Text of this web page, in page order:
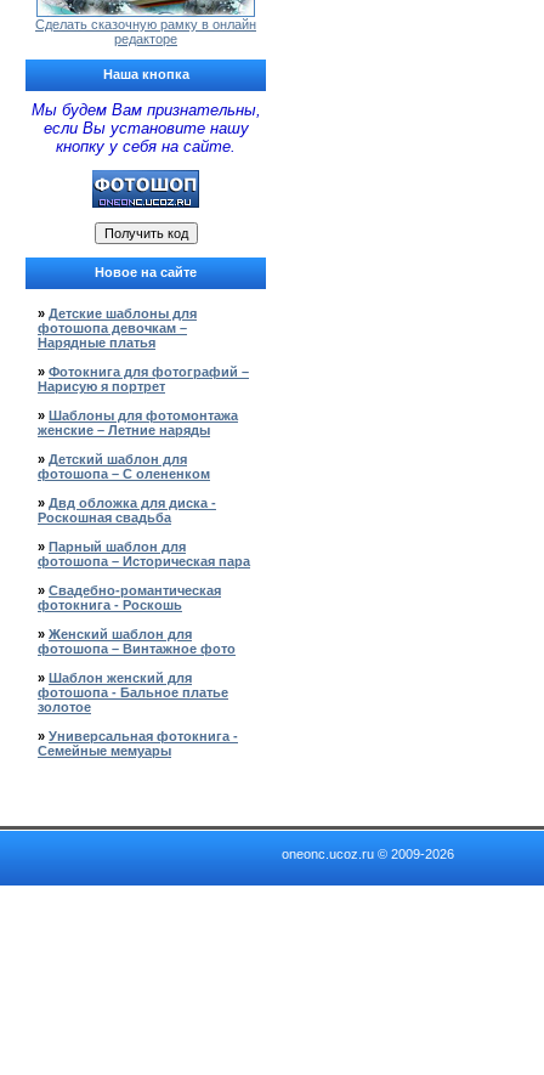
Сделать сказочную рамку в онлайн
редакторе
Наша кнопка
Мы будем Вам признательны,
если Вы установите нашу
кнопку у себя на сайте.
Новое на сайте
» Детские шаблоны для
фотошопа девочкам –
Нарядные платья
» Фотокнига для фотографий –
Нарисую я портрет
» Шаблоны для фотомонтажа
женские – Летние наряды
» Детский шаблон для
фотошопа – С олененком
» Двд обложка для диска -
Роскошная свадьба
» Парный шаблон для
фотошопа – Историческая пара
» Свадебно-романтическая
фотокнига - Роскошь
» Женский шаблон для
фотошопа – Винтажное фото
» Шаблон женский для
фотошопа - Бальное платье
золотое
» Универсальная фотокнига -
Семейные мемуары
oneonc.ucoz.ru © 2009-2026